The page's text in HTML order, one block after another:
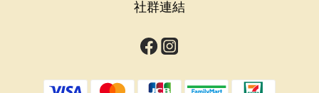
社群連結